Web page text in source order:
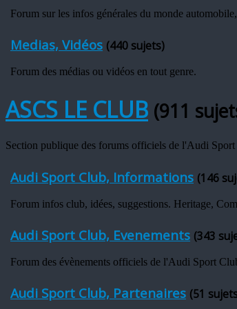
Forum sur les infos générales du monde
Medias, Vidéos (440 sujets)
Forum des médias ou vidéos en tout genre.
ASCS LE CLUB (911
Section publique des forums officiels de l'Audi Sport
Audi Sport Club, Informations (146
Forum infos club, idées, suggestions. Heritage,
Audi Sport Club, Evenements (343
Forum des évènements officiels de l'Audi Sport
Audi Sport Club, Partenaires (51